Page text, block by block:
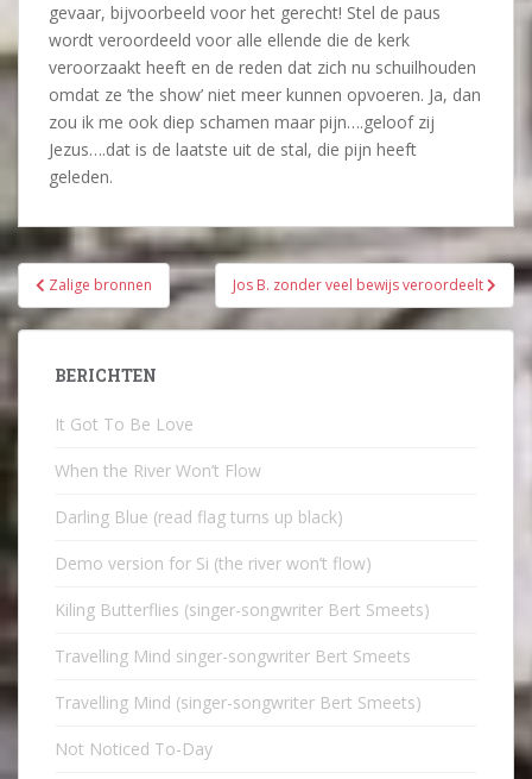
gevaar, bijvoorbeeld voor het gerecht! Stel de paus
wordt veroordeeld voor alle ellende die de kerk
veroorzaakt heeft en de reden dat zich nu schuilhouden
omdat ze ’the show’ niet meer kunnen opvoeren. Ja, dan
zou ik me ook diep schamen maar pijn….geloof zij
Jezus….dat is de laatste uit de stal, die pijn heeft
geleden.
Bericht
navigatie
Zalige bronnen Jos B. zonder veel bewijs veroordeelt
BERICHTEN
It Got To Be Love
When the River Won’t Flow
Darling Blue (read flag turns up black)
Demo version for Si (the river won’t flow)
Kiling Butterflies (singer-songwriter Bert Smeets)
Travelling Mind singer-songwriter Bert Smeets
Travelling Mind (singer-songwriter Bert Smeets)
Not Noticed To-Day